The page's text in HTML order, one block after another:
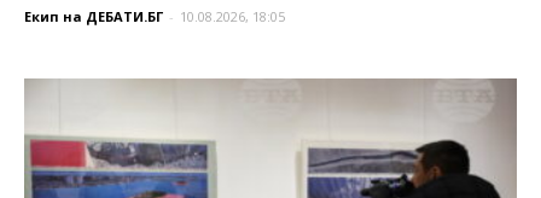
Екип на ДЕБАТИ.БГ - 10.08.2026, 18:05